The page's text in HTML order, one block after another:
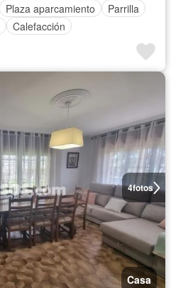
Plaza aparcamiento
Parrilla
Calefacción
4fotos
Casa